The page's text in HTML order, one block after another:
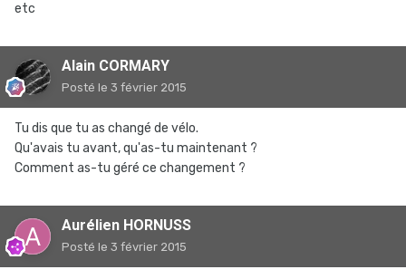
etc
Alain CORMARY
Posté le 3 février 2015
Tu dis que tu as changé de vélo.
Qu'avais tu avant, qu'as-tu maintenant ?
Comment as-tu géré ce changement ?
Aurélien HORNUSS
Posté le 3 février 2015